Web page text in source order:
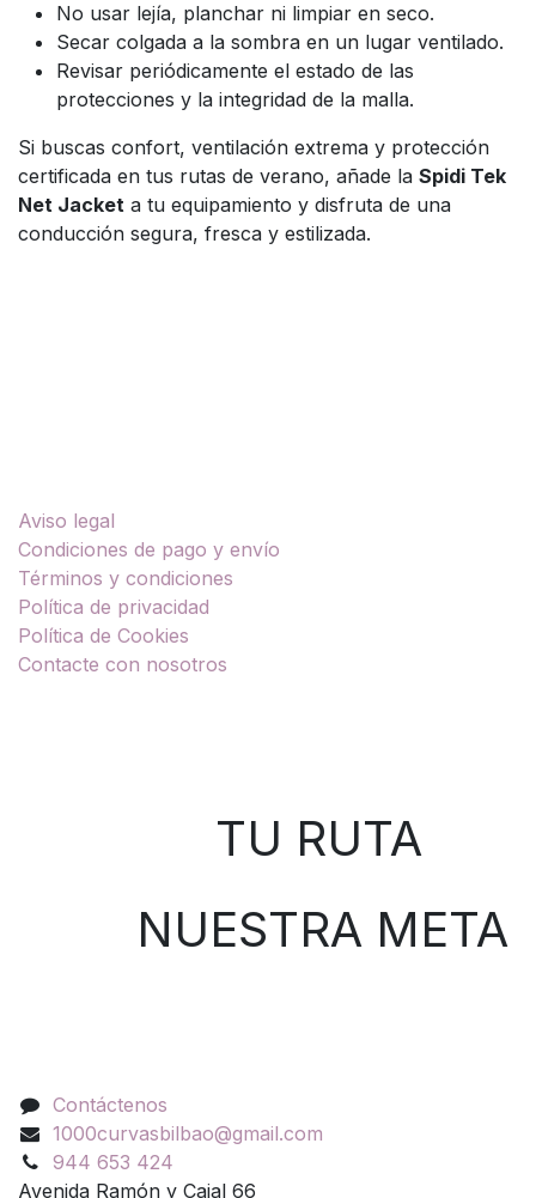
No usar lejía, planchar ni limpiar en seco.
Secar colgada a la sombra en un lugar ventilado.
Revisar periódicamente el estado de las
protecciones y la integridad de la malla.
Si buscas confort, ventilación extrema y protección
certificada en tus rutas de verano, añade la Spidi Tek
Net Jacket a tu equipamiento y disfruta de una
conducción segura, fresca y estilizada.
Aviso legal
Condiciones de pago y envío
Términos y condiciones
Política de privacidad
Política de Cookies
Contacte con nosotros
TU RUTA
NUESTRA META
Contáctenos
1000curvasbilbao@gmail.com
944 653 424
Avenida Ramón y Cajal 66